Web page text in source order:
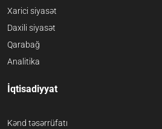
Xarici siyasət
Daxili siyasət
Qarabağ
Analitika
İqtisadiyyat
Kənd təsərrüfatı